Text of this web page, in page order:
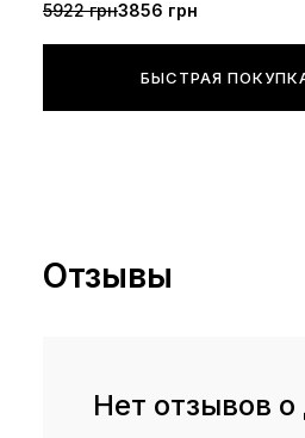
5922 грн3856 грн
БЫСТРАЯ
Отзывы
Нет отзывов